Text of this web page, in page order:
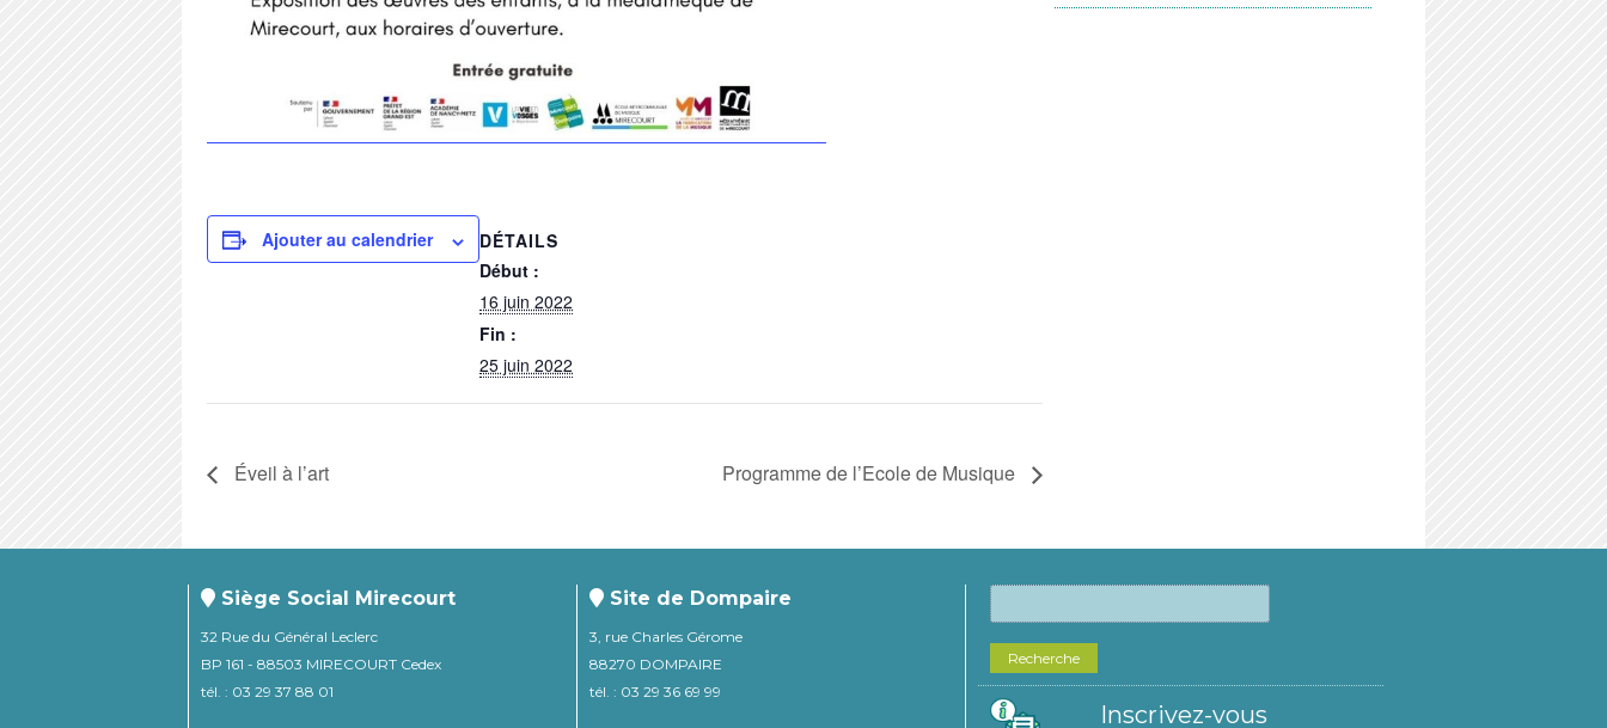
Ajouter au calendrier
DÉTAILS
Début :
16 juin 2022
Fin :
25 juin 2022
Éveil à l’art Programme de l’Ecole de Musique
Siège Social Mirecourt
32 Rue du Général Leclerc
BP 161 - 88503 MIRECOURT Cedex
tél. : 03 29 37 88 01
Site de Dompaire
3, rue Charles Gérome
88270 DOMPAIRE
tél. : 03 29 36 69 99
Recherche
Inscrivez-vous